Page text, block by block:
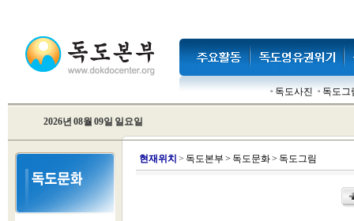
독도사진 독도그
2026년 08월 09일 일요일
현재위치 > 독도본부 > 독도문화> 독도그림